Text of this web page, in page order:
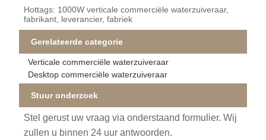
Hottags: 1000W verticale commerciële waterzuiveraar,
fabrikant, leverancier, fabriek
Gerelateerde categorie
Verticale commerciële waterzuiveraar
Desktop commerciële waterzuiveraar
Stuur onderzoek
Stel gerust uw vraag via onderstaand formulier. Wij
zullen u binnen 24 uur antwoorden.